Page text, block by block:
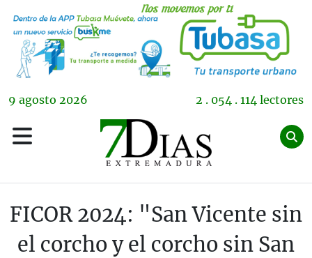
9 agosto 2026 2 . 054 . 114 lectores
FICOR 2024: "San Vicente sin
el corcho y el corcho sin San